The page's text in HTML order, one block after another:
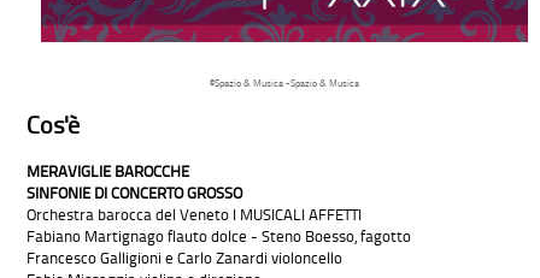
©Spazio & Musica -Spazio & Musica
Cos'è
MERAVIGLIE BAROCCHE
SINFONIE DI CONCERTO GROSSO
Orchestra barocca del Veneto I MUSICALI AFFETTI
Fabiano Martignago flauto dolce - Steno Boesso, fagotto
Francesco Galligioni e Carlo Zanardi violoncello